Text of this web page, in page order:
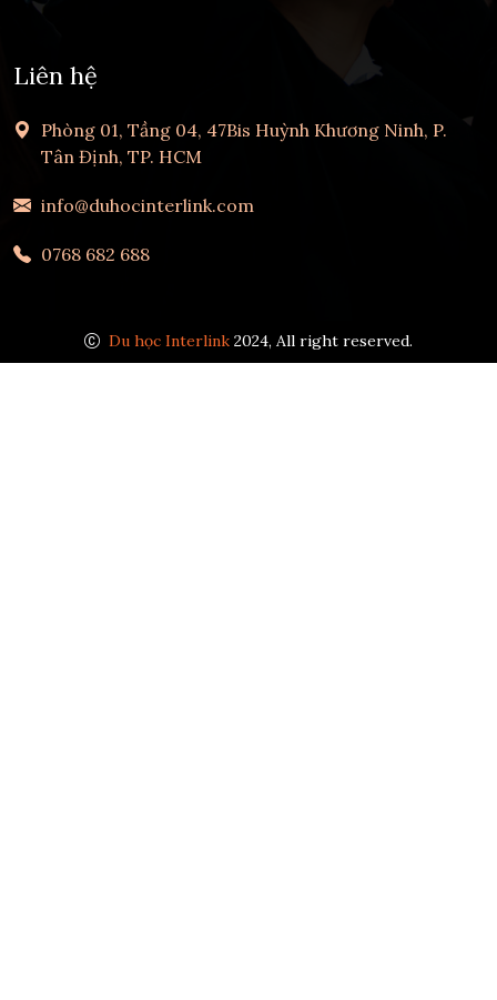
Liên hệ
Phòng 01, Tầng 04, 47Bis Huỳnh Khương Ninh, P.
Tân Định, TP. HCM
info@duhocinterlink.com
0768 682 688
Du học Interlink 2024, All right reserved.